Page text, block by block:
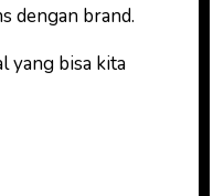
dengan brand.
yang bisa kita